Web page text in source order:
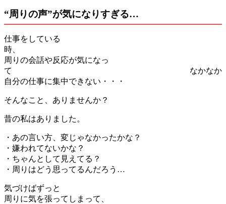
“周りの声”が気になりすぎる…
仕事をしている
時
周りの会話や反応が気になっ
て なかなか
自分の仕事に集中できない・・・
そんなこと、ありませんか？
昔の私はありました。
・あの言い方、変じゃなかったかな？
・嫌われてないかな？
・ちゃんとして見えてる？
・周りはどう思ってるんだろう…
気づけばずっと
周りに気を張ってしまって、